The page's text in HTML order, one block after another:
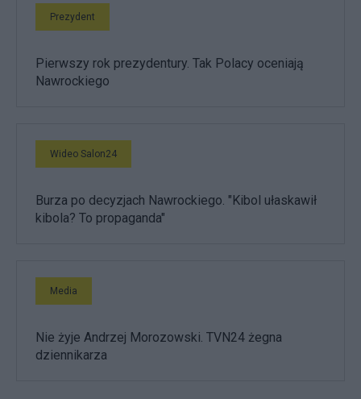
Prezydent
Pierwszy rok prezydentury. Tak Polacy oceniają
Nawrockiego
Wideo Salon24
Burza po decyzjach Nawrockiego. "Kibol ułaskawił
kibola? To propaganda"
Media
Nie żyje Andrzej Morozowski. TVN24 żegna
dziennikarza